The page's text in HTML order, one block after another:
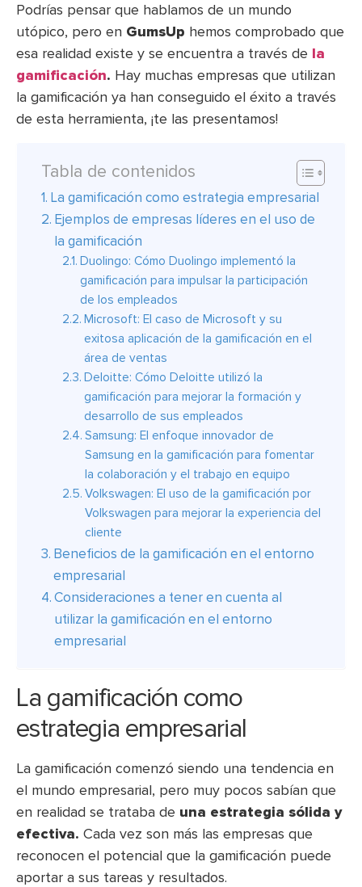
Podrías pensar que hablamos de un mundo
utópico, pero en GumsUp hemos comprobado que
esa realidad existe y se encuentra a través de la
gamificación. Hay muchas empresas que utilizan
la gamificación ya han conseguido el éxito a través
de esta herramienta, ¡te las presentamos!
Tabla de contenidos
La gamificación como estrategia empresarial
Ejemplos de empresas líderes en el uso de
la gamificación
Duolingo: Cómo Duolingo implementó la
gamificación para impulsar la participación
de los empleados
Microsoft: El caso de Microsoft y su
exitosa aplicación de la gamificación en el
área de ventas
Deloitte: Cómo Deloitte utilizó la
gamificación para mejorar la formación y
desarrollo de sus empleados
Samsung: El enfoque innovador de
Samsung en la gamificación para fomentar
la colaboración y el trabajo en equipo
Volkswagen: El uso de la gamificación por
Volkswagen para mejorar la experiencia del
cliente
Beneficios de la gamificación en el entorno
empresarial
Consideraciones a tener en cuenta al
utilizar la gamificación en el entorno
empresarial
La gamificación como
estrategia empresarial
La gamificación comenzó siendo una tendencia en
el mundo empresarial, pero muy pocos sabían que
en realidad se trataba de una estrategia sólida y
efectiva. Cada vez son más las empresas que
reconocen el potencial que la gamificación puede
aportar a sus tareas y resultados.